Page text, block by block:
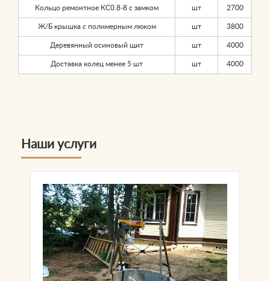
Кольцо ремонтное КС0.8-8 с замком шт 2700
Ж/Б крышка с полимерным люком шт 3800
Деревянный осиновый щит шт 4000
Доставка колец менее 5 шт шт 4000
Наши услуги